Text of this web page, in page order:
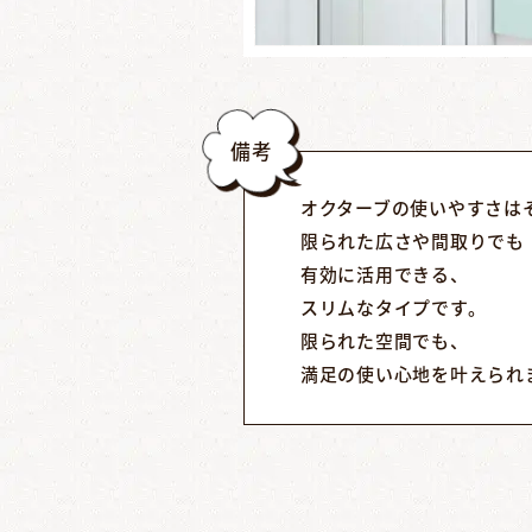
備考
オクターブの使いやすさは
限られた広さや間取りでも
有効に活用できる、
スリムなタイプです。
限られた空間でも、
満足の使い心地を叶えられ